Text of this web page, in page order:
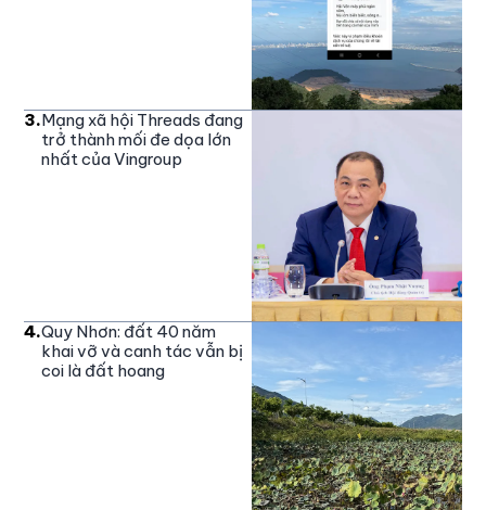
3.Mạng xã hội Threads đang
trở thành mối đe dọa lớn
nhất của Vingroup
4.Quy Nhơn: đất 40 năm
khai vỡ và canh tác vẫn bị
coi là đất hoang